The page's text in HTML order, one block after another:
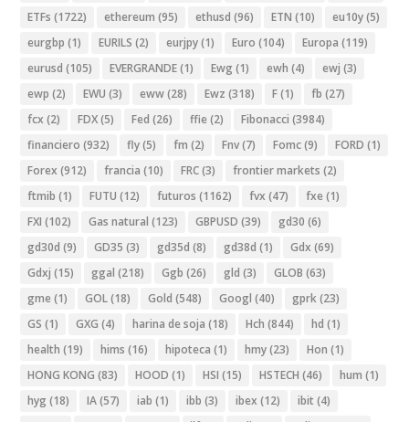
ETFs (1722) ethereum (95) ethusd (96) ETN (10) eu10y(5)
eurgbp (1) EURILS (2) eurjpy(1) Euro (104) Europa (119)
eurusd (105) EVERGRANDE(1) Ewg (1) ewh (4) ewj (3)
ewp (2) EWU (3) eww(28) Ewz (318) F(1) fb (27)
fcx (2) FDX(5) Fed (26) ffie (2) Fibonacci (3984)
financiero (932) fly(5) fm (2) Fnv(7) Fomc(9) FORD (1)
Forex (912) francia (10) FRC(3) frontier markets (2)
ftmib (1) FUTU (12) futuros (1162) fvx (47) fxe (1)
FXI (102) Gas natural (123) GBPUSD (39) gd30 (6)
gd30d (9) GD35 (3) gd35d (8) gd38d (1) Gdx (69)
Gdxj (15) ggal (218) Ggb (26) gld (3) GLOB (63)
gme (1) GOL(18) Gold (548) Googl (40) gprk(23)
GS (1) GXG (4) harina de soja (18) Hch (844) hd (1)
health (19) hims (16) hipoteca (1) hmy(23) Hon (1)
HONG KONG (83) HOOD (1) HSI (15) HSTECH (46) hum (1)
hyg (18) IA(57) iab (1) ibb (3) ibex (12) ibit (4)